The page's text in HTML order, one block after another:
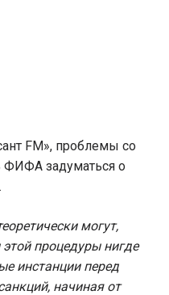
FM», проблемы со
ФИФА задуматься о
могут,
этой процедуры нигде
инстанции перед
начиная от